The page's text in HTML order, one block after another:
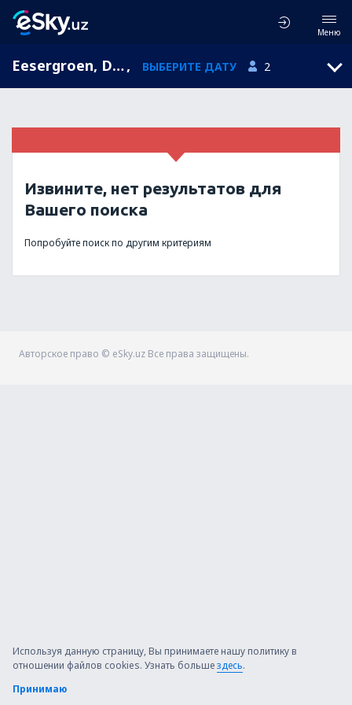
Меню
Eesergroen, Drenthe, Голландия, ВЫБЕРИТЕ ДАТУ 2
Извините, нет результатов для
Вашего поиска
Попробуйте поиск по другим критериям
Авторское право © eSky.uz Все права защищены.
Используя данную страницу, Вы принимаете нашу политику в
отношении файлов cookies. Узнать большездесь.
Принимаю